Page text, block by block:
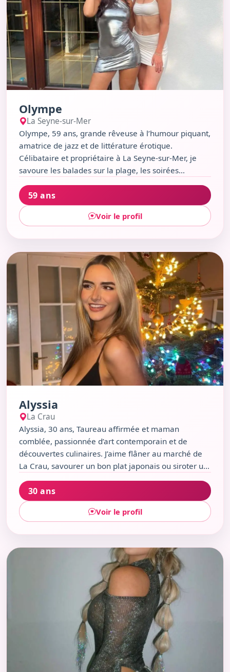
Olympe
La Seyne-sur-Mer
Olympe, 59 ans, grande rêveuse à l’humour piquant,
amatrice de jazz et de littérature érotique.
Célibataire et propriétaire à La Seyne-sur-Mer, je
savoure les balades sur la plage, les soirées
décontractées au Pub Fiction et les discussions en
terrasse face aux vagues. Deux enfants déjà grands,
une vie libre et chaleureuse, un goût prononcé pour
les plaisirs simples et les petits frissons inattendus.
59 ans
Voir le profil
Voir le profil de Alyssia
Alyssia
La Crau
Alyssia, 30 ans, Taureau affirmée et maman
comblée, passionnée d’art contemporain et de
découvertes culinaires. J’aime flâner au marché de
La Crau, savourer un bon plat japonais ou siroter un
verre en terrasse. Spontanée et chaleureuse, je
recherche avant tout le partage et l’authenticité dans
chaque rencontre.
30 ans
Voir le profil
Voir le profil de Lyna